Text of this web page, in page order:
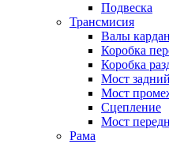
Подвеска
Трансмисия
Валы
Коробка
Коробка
Мост задний
Мост
Сцепление
Мост
Рама